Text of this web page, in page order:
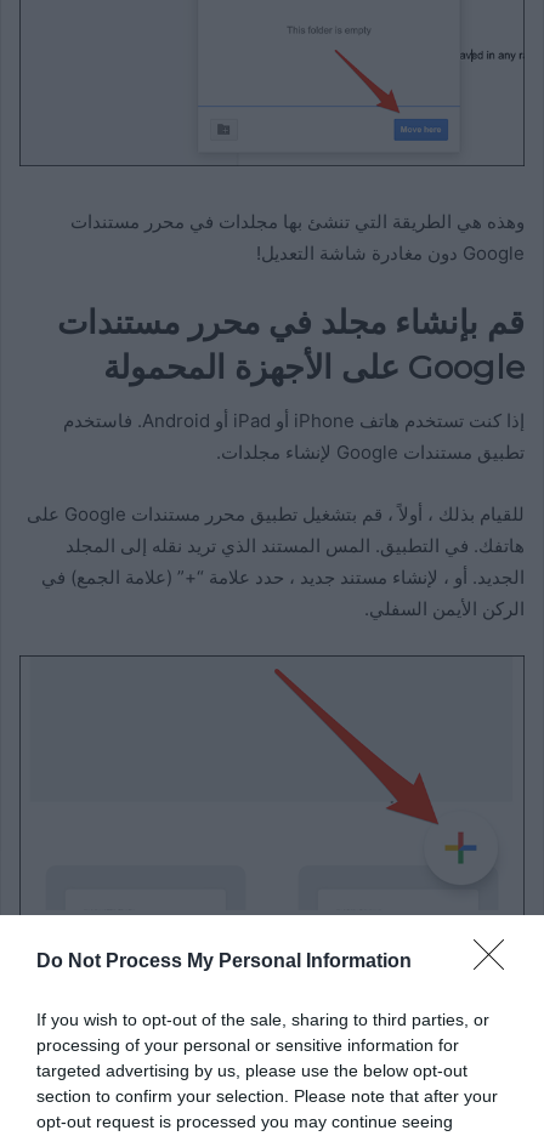
Do Not Process My Personal Information
If you wish to opt-out of the sale, sharing to third parties, or
processing of your personal or sensitive information for
targeted advertising by us, please use the below opt-out
section to confirm your selection. Please note that after your
opt-out request is processed you may continue seeing
وهذه هي الطريقة التي تنشئ بها مجلدات في محرر مستندات
Google دون مغادرة شاشة التعديل!
قم بإنشاء مجلد في محرر مستندات
Google على الأجهزة المحمولة
إذا كنت تستخدم هاتف iPhone أو iPad أو Android. فاستخدم
تطبيق مستندات Google لإنشاء مجلدات.
للقيام بذلك ، أولاً ، قم بتشغيل تطبيق محرر مستندات Google على
هاتفك. في التطبيق. المس المستند الذي تريد نقله إلى المجلد
الجديد. أو ، لإنشاء مستند جديد ، حدد علامة “+” (علامة الجمع) في
الركن الأيمن السفلي.
شاشة تحرير المستند التي تفتح. في الزاوية اليمنى العليا ، حدد
النقاط الثلاث.